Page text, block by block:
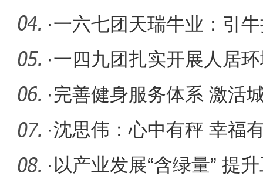
·一六七团天瑞牛业：引
·一四九团扎实开展人居
兴底色
·完善健身服务体系 激活
·沈思伟：心中有秤 幸福
· 以产业发展“含绿量” 提